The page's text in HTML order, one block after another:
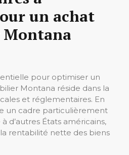
un achat
pour optimiser un
Montana réside dans la
et réglementaires. En
un cadre particulièrement
d’autres États américains,
rentabilité nette des biens